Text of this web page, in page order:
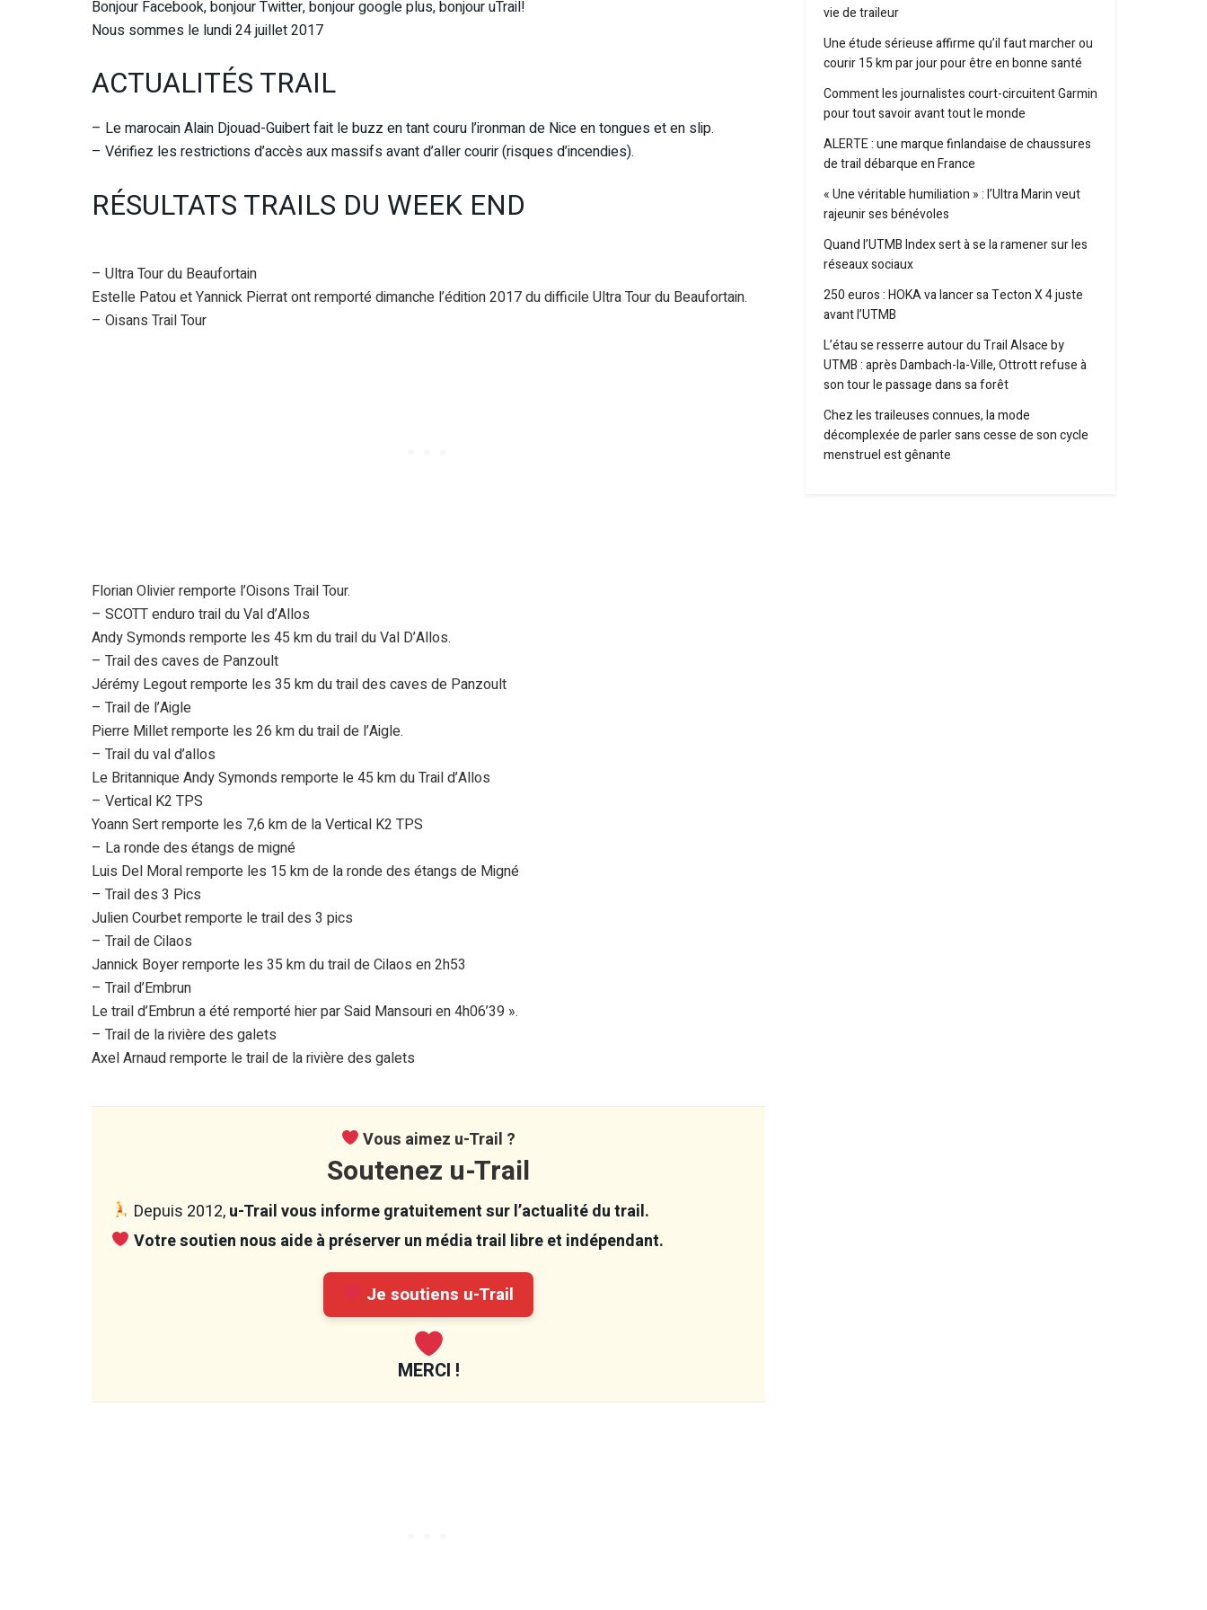
Bonjour Facebook, bonjour Twitter, bonjour google plus, bonjour uTrail!
Nous sommes le lundi 24 juillet 2017
ACTUALITÉS TRAIL
– Le marocain Alain Djouad-Guibert fait le buzz en tant couru l’ironman de Nice en tongues et en slip.
– Vérifiez les restrictions d’accès aux massifs avant d’aller courir (risques d’incendies).
RÉSULTATS TRAILS DU WEEK END
– Ultra Tour du Beaufortain
Estelle Patou et Yannick Pierrat ont remporté dimanche l’édition 2017 du difficile Ultra Tour du Beaufortain.
– Oisans Trail Tour
Florian Olivier remporte l’Oisons Trail Tour.
– SCOTT enduro trail du Val d’Allos
Andy Symonds remporte les 45 km du trail du Val D’Allos.
– Trail des caves de Panzoult
Jérémy Legout remporte les 35 km du trail des caves de Panzoult
– Trail de l’Aigle
Pierre Millet remporte les 26 km du trail de l’Aigle.
– Trail du val d’allos
Le Britannique Andy Symonds remporte le 45 km du Trail d’Allos
– Vertical K2 TPS
Yoann Sert remporte les 7,6 km de la Vertical K2 TPS
– La ronde des étangs de migné
Luis Del Moral remporte les 15 km de la ronde des étangs de Migné
– Trail des 3 Pics
Julien Courbet remporte le trail des 3 pics
– Trail de Cilaos
Jannick Boyer remporte les 35 km du trail de Cilaos en 2h53
– Trail d’Embrun
Le trail d’Embrun a été remporté hier par Said Mansouri en 4h06’39 ».
– Trail de la rivière des galets
Axel Arnaud remporte le trail de la rivière des galets
Vous aimez u-Trail ?
Soutenez u-Trail
Depuis 2012,u-Trail vous informe gratuitement sur l’actualité du trail.
Votre soutien nous aide à préserver un média trail libre et indépendant.
Je soutiens u-Trail
MERCI !
vie de traileur
Une étude sérieuse affirme qu’il faut marcher ou
courir 15 km par jour pour être en bonne santé
Comment les journalistes court-circuitent Garmin
pour tout savoir avant tout le monde
ALERTE : une marque finlandaise de chaussures
de trail débarque en France
« Une véritable humiliation » : l’Ultra Marin veut
rajeunir ses bénévoles
Quand l’UTMB Index sert à se la ramener sur les
réseaux sociaux
250 euros : HOKA va lancer sa Tecton X 4 juste
avant l’UTMB
L’étau se resserre autour du Trail Alsace by
UTMB : après Dambach-la-Ville, Ottrott refuse à
son tour le passage dans sa forêt
Chez les traileuses connues, la mode
décomplexée de parler sans cesse de son cycle
menstruel est gênante